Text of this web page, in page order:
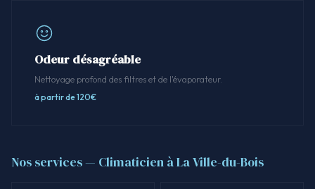
Odeur désagréable
Nettoyage profond des filtres et de l'évaporateur.
à partir de 120€
Nos services — Climaticien à La Ville-du-Bois